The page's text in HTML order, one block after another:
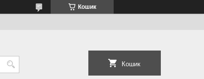
Кошик
Кошик